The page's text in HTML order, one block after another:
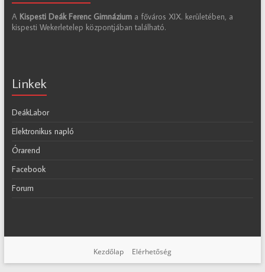
A Kispesti Deák Ferenc Gimnázium a főváros XIX. kerületében, a
kispesti Wekerletelep központjában található.
Linkek
DeákLabor
Elektronikus napló
Órarend
Facebook
Forum
Kezdőlap Elérhetőség